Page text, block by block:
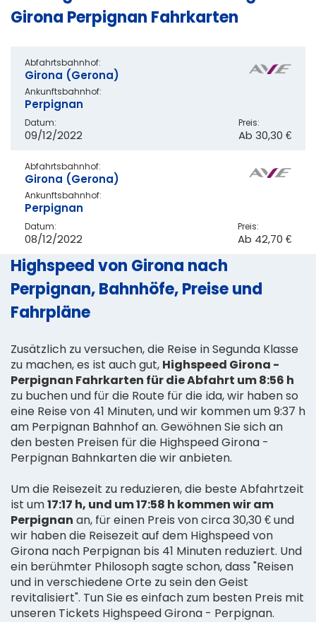
Girona Perpignan Fahrkarten
Abfahrtsbahnhof:
Girona (Gerona)
Ankunftsbahnhof:
Perpignan
Datum:
09/12/2022
Preis:
Ab 30,30 €
Abfahrtsbahnhof:
Girona (Gerona)
Ankunftsbahnhof:
Perpignan
Datum:
08/12/2022
Preis:
Ab 42,70 €
Highspeed von Girona nach
Perpignan, Bahnhöfe, Preise und
Fahrpläne
Zusätzlich zu versuchen, die Reise in Segunda Klasse
zu machen, es ist auch gut, Highspeed Girona -
Perpignan Fahrkarten für die Abfahrt um 8:56 h
zu buchen und für die Route für die ida, wir haben so
eine Reise von 41 Minuten, und wir kommen um 9:37 h
am Perpignan Bahnhof an. Gewöhnen Sie sich an
den besten Preisen für die Highspeed Girona -
Perpignan Bahnkarten die wir anbieten.
Um die Reisezeit zu reduzieren, die beste Abfahrtzeit
ist um17:17 h, und um 17:58 h kommen wir am
Perpignan an, für einen Preis von circa 30,30 € und
wir haben die Reisezeit auf dem Highspeed von
Girona nach Perpignan bis 41 Minuten reduziert. Und
ein berühmter Philosoph sagte schon, dass "Reisen
und in verschiedene Orte zu sein den Geist
revitalisiert". Tun Sie es einfach zum besten Preis mit
unseren Tickets Highspeed Girona - Perpignan.